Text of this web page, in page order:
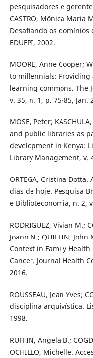
pesquisadores e
CASTRO, Mônica Maria
Desafiando os domínios
EDUFPI, 2002.
MOORE, Anne Cooper;
to millennials: Providing
learning commons. The
v. 35, n. 1, p. 75-85, Jan.
MOSE, Peter;
and public libraries as
development in Kenya:
Library Management, v.
ORTEGA, Cristina
dias de hoje. Pesquisa
e Biblioteconomia, n. 2,
RODRIGUEZ, Vivian M.;
Joann N.; QUILLIN, John
Context in Family
Cancer. Journal Health
2016.
ROUSSEAU, Jean Yves;
disciplina arquivística.
1998.
RUFFIN, Angela B.;
OCHILLO, Michelle.